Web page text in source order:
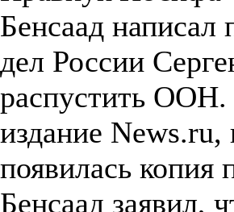
Бенсаад
дел России
распустить
издание News.ru,
появилась копия
Бенсаад заявил,